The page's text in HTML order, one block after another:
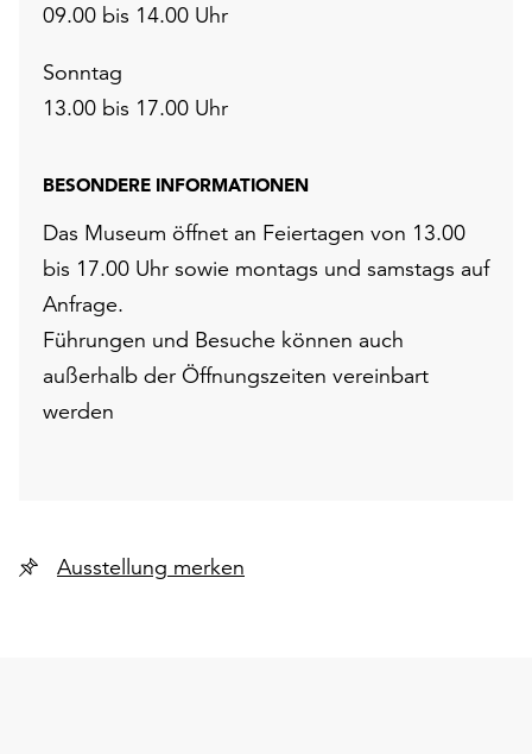
09.00 bis 14.00 Uhr
Sonntag
13.00 bis 17.00 Uhr
BESONDERE INFORMATIONEN
Das Museum öffnet an Feiertagen von 13.00
bis 17.00 Uhr sowie montags und samstags auf
Anfrage.
Führungen und Besuche können auch
außerhalb der Öffnungszeiten vereinbart
werden
Ausstellung merken